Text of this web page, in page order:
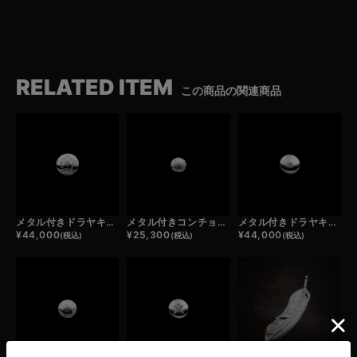
RELATED ITEM この商品の関連商品
メタル付きドラヤキコンチョ/スター
¥44,000(税込)
メタル付きコンチョ小/カクタスフラワー
¥25,300(税込)
メタル付きドラヤキコンチョ/プレーン
¥44,000(税込)